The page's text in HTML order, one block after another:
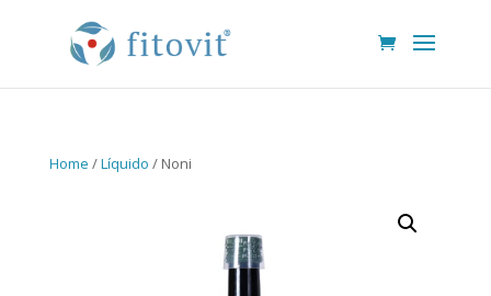
Home /Líquido / Noni